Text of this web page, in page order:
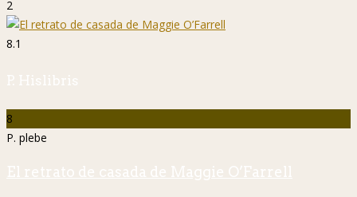
2
8.1
P. Hislibris
8
P. plebe
El retrato de casada de Maggie O’Farrell